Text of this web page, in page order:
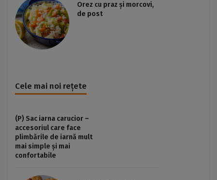
Orez cu praz și morcovi,
de post
Cele mai noi rețete
(P) Sac iarna carucior –
accesoriul care face
plimbările de iarnă mult
mai simple și mai
confortabile